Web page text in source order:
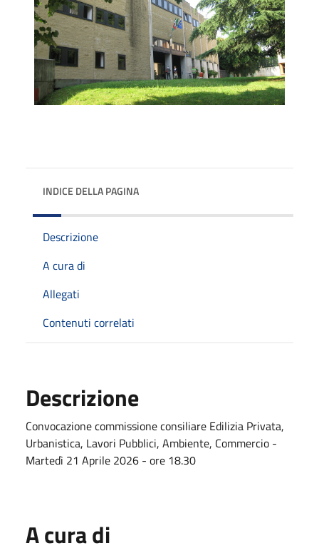
INDICE DELLA PAGINA
Descrizione
A cura di
Allegati
Contenuti correlati
Descrizione
Convocazione commissione consiliare Edilizia Privata,
Urbanistica, Lavori Pubblici, Ambiente, Commercio -
Martedì 21 Aprile 2026 - ore 18.30
A cura di